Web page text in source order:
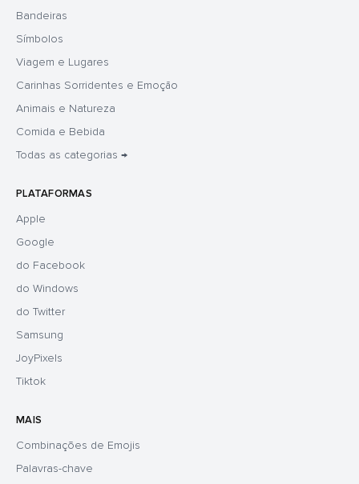
Bandeiras
Símbolos
Viagem e Lugares
Carinhas Sorridentes e Emoção
Animais e Natureza
Comida e Bebida
Todas as categorias →
PLATAFORMAS
Apple
Google
do Facebook
do Windows
do Twitter
Samsung
JoyPixels
Tiktok
MAIS
Combinações de Emojis
Palavras-chave